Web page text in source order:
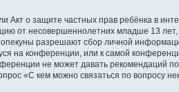
Акт о защите частных прав ребёнка в
от несовершеннолетних младше 13
опекуны разрешают сбор личной
на конференции, или к самой
не может давать рекомендаций
«С кем можно связаться по вопросу